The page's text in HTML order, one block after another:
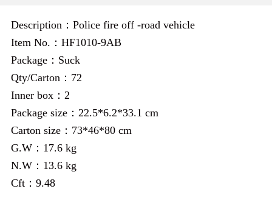
Description：Police fire off -road vehicle
Item No.：HF1010-9AB
Package：Suck
Qty/Carton：72
Inner box：2
Package size：22.5*6.2*33.1 cm
Carton size：73*46*80 cm
G.W：17.6 kg
N.W：13.6 kg
Cft：9.48